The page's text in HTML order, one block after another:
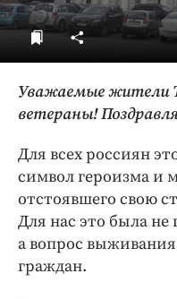
Уважаемые жители
ветераны!
Для всех россиян
символ героизма и
отстоявшего свою
Для нас это была не
а вопрос выживания
граждан.